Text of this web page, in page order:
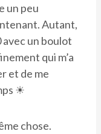
un peu
Autant,
avec un boulot
qui m’a
et de me
☀
chose.